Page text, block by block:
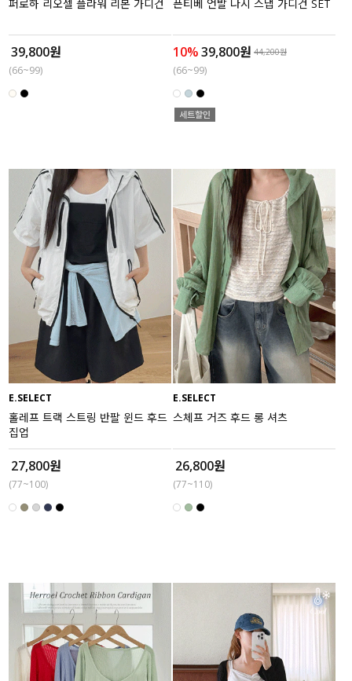
퍼로하 리오셀 플라워 리본 가디건
39,800원
(66~99)
픈티베 언발 나시 스냅 가디건 SET
10%39,800원 44,200원
(66~99)
E.SELECT
홀레프 트랙 스트링 반팔 윈드 후드
집업
27,800원
(77~100)
E.SELECT
스체프 거즈 후드 롱 셔츠
26,800원
(77~110)